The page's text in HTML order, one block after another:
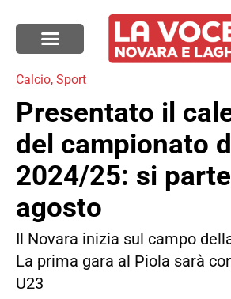
Calcio, Sport
Presentato il
del campionato
2024/25: si
agosto
Il Novara inizia sul campo
La prima gara al Piola sarà
U23